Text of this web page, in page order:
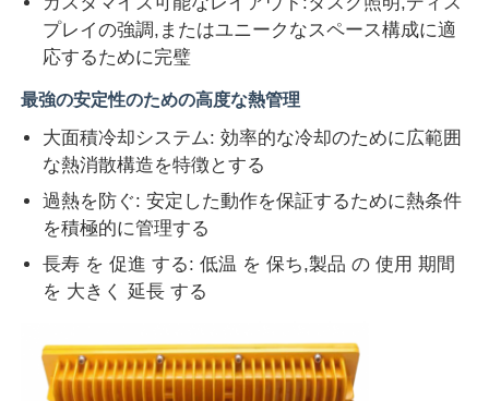
プレイの強調,またはユニークなスペース構成に適
応するために完璧
最強の安定性のための高度な熱管理
大面積冷却システム: 効率的な冷却のために広範囲
な熱消散構造を特徴とする
過熱を防ぐ: 安定した動作を保証するために熱条件
を積極的に管理する
長寿 を 促進 する: 低温 を 保ち,製品 の 使用 期間
を 大きく 延長 する